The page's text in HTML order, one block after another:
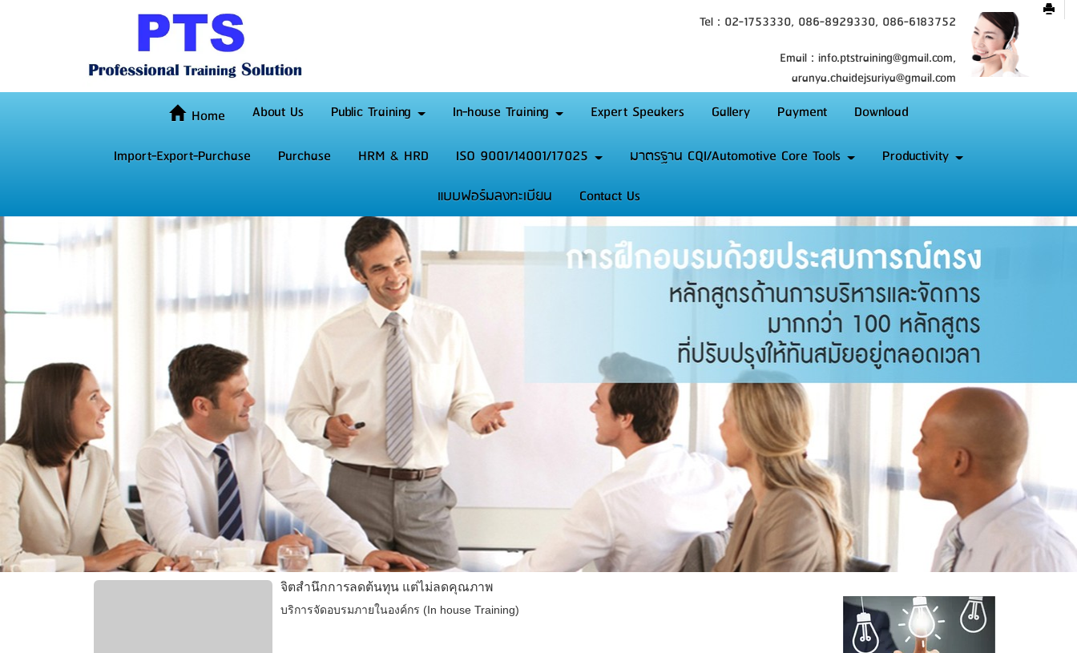
Home About Us Public Training In-house Training Expert Speakers Gallery Payment
Download
Import-Export-Purchase
Purchase HRM & HRD ISO 9001/14001/17025 มาตรฐาน CQI/Automotive Core Tools
Productivity
แบบฟอร์มลงทะเบียน
Contact Us
Tel : 02-1753330, 086-8929330, 086-6183752
Email : info.ptstraining@gmail.com,
aranya.chaidejsuriya@gmail.com
จิตสำนึกการลดต้นทุน แต่ไม่ลดคุณภาพ
บริการจัดอบรมภายในองค์กร (In house Training)